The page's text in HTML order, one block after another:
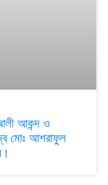
আকন্দ ও
মোঃ আশরাফুল